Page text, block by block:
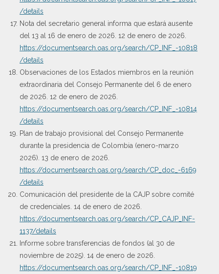
/details
Nota del secretario general informa que estará ausente
del 13 al 16 de enero de 2026. 12 de enero de 2026.
https://documentsearch.oas.org/search/CP_INF_-10818
/details
Observaciones de los Estados miembros en la reunión
extraordinaria del Consejo Permanente del 6 de enero
de 2026. 12 de enero de 2026.
https://documentsearch.oas.org/search/CP_INF_-10814
/details
Plan de trabajo provisional del Consejo Permanente
durante la presidencia de Colombia (enero-marzo
2026). 13 de enero de 2026.
https://documentsearch.oas.org/search/CP_doc_-6169
/details
Comunicación del presidente de la CAJP sobre comité
de credenciales. 14 de enero de 2026.
https://documentsearch.oas.org/search/CP_CAJP_INF-
1137/details
Informe sobre transferencias de fondos (al 30 de
noviembre de 2025). 14 de enero de 2026.
https://documentsearch.oas.org/search/CP_INF_-10819